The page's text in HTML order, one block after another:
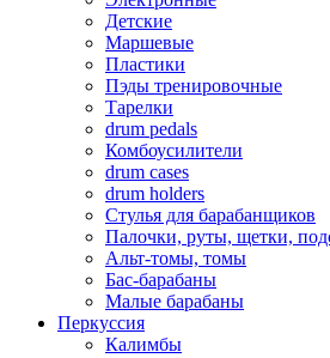
Детские
Маршевые
Пластики
Пэды тренировочные
Тарелки
drum pedals
Комбоусилители
drum cases
drum holders
Стулья для барабанщиков
Палочки, руты, щетки,
Альт-томы, томы
Бас-барабаны
Малые барабаны
Перкуссия
Калимбы